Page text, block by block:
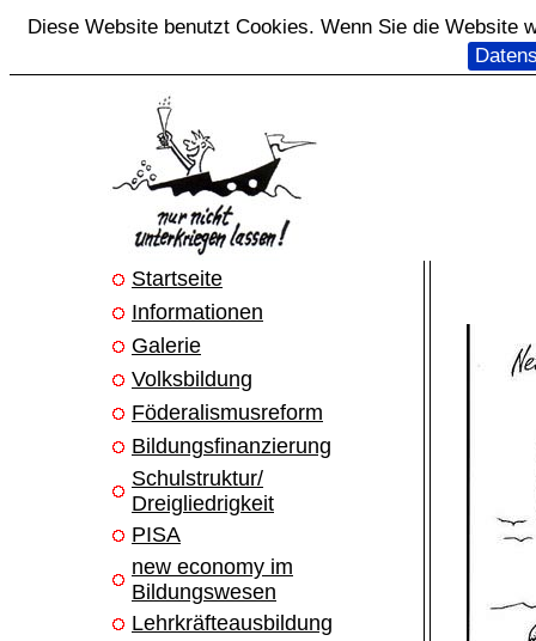
Diese Website benutzt Cookies. Wenn Sie die Website
Startseite
Informationen
Galerie
Volksbildung
Föderalismusreform
Bildungsfinanzierung
Schulstruktur/
Dreigliedrigkeit
PISA
new economy im
Bildungswesen
Lehrkräfteausbildung